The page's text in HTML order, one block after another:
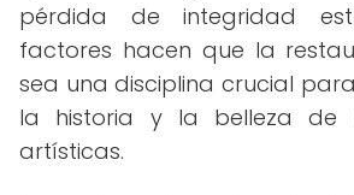
pérdida de integridad
factores hacen que la
sea una disciplina crucial
la historia y la belleza de
artísticas.